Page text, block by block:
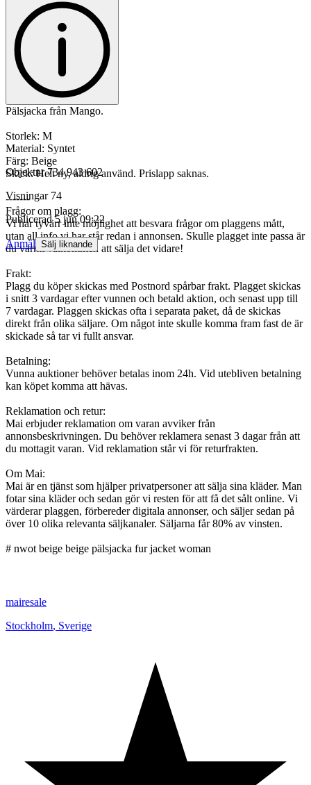
Pälsjacka från Mango.
Storlek: M
Material: Syntet
Färg: Beige
Skick: Helt ny, aldrig använd. Prislapp saknas.
-------
Frågor om plagg:
Vi har tyvärr inte möjlighet att besvara frågor om plaggens mått,
utan all info vi har står redan i annonsen. Skulle plagget inte passa är
du varmt välkommen att sälja det vidare!
Frakt:
Plagg du köper skickas med Postnord spårbar frakt. Plagget skickas
i snitt 3 vardagar efter vunnen och betald aktion, och senast upp till
7 vardagar. Plaggen skickas ofta i separata paket, då de skickas
direkt från olika säljare. Om något inte skulle komma fram fast de är
skickade så tar vi fullt ansvar.
Betalning:
Vunna auktioner behöver betalas inom 24h. Vid utebliven betalning
kan köpet komma att hävas.
Reklamation och retur:
Mai erbjuder reklamation om varan avviker från
annonsbeskrivningen. Du behöver reklamera senast 3 dagar från att
du mottagit varan. Vid reklamation står vi för returfrakten.
Om Mai:
Mai är en tjänst som hjälper privatpersoner att sälja sina kläder. Man
fotar sina kläder och sedan gör vi resten för att få det sålt online. Vi
värderar plaggen, förbereder digitala annonser, och säljer sedan på
över 10 olika relevanta säljkanaler. Säljarna får 80% av vinsten.
# nwot beige beige pälsjacka fur jacket woman
Objektnr 734 943 602
Visningar 74
Publicerad 5 jun 09:22
Anmäl Sälj liknande
mairesale
Stockholm, Sverige